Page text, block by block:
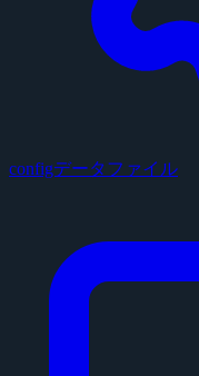
configデータファイル